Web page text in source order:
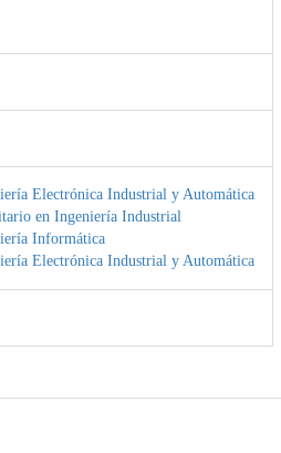
Electrónica Industrial y Automática
en Ingeniería Industrial
Informática
Electrónica Industrial y Automática